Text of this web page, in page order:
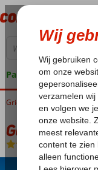
Pakketgarantie
Home
Griekenland Kos Tigaki
Gaia In Style
All Inclusive-